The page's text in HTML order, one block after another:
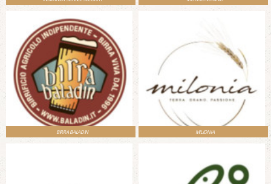
BIRRA BALADIN MILIONIA